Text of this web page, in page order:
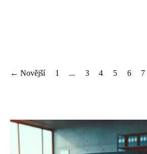
← Novější 1 ... 3 4 5 6 7